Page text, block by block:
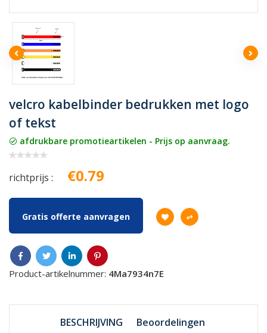
velcro kabelbinder bedrukken met logo
of tekst
afdrukbare promotieartikelen - Prijs op aanvraag.
richtprijs : €0.79
Gratis offerte aanvragen
Product-artikelnummer: 4Ma7934n7E
BESCHRIJVING Beoordelingen